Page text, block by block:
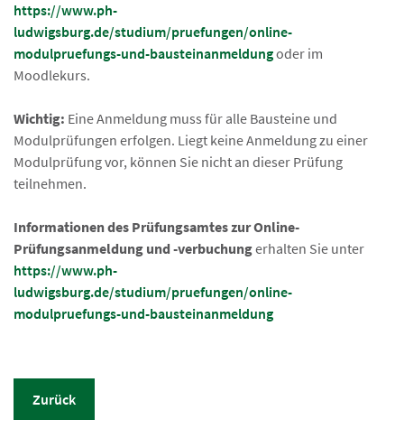
https://www.ph-
ludwigsburg.de/studium/pruefungen/online-
modulpruefungs-und-bausteinanmeldungoder im
Moodlekurs.
Wichtig: Eine Anmeldung muss für alle Bausteine und
Modulprüfungen erfolgen. Liegt keine Anmeldung zu einer
Modulprüfung vor, können Sie nicht an dieser Prüfung
teilnehmen.
Informationen des Prüfungsamtes zur Online-
Prüfungsanmeldung und -verbuchungerhalten Sie unter
https://www.ph-
ludwigsburg.de/studium/pruefungen/online-
modulpruefungs-und-bausteinanmeldung
Zurück